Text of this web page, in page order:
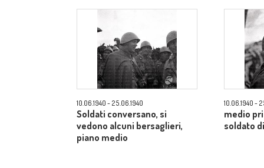
10.06.1940 - 25.06.1940
Soldati conversano, si
vedono alcuni bersaglieri,
piano medio
10.06.1940 -
medio
soldato